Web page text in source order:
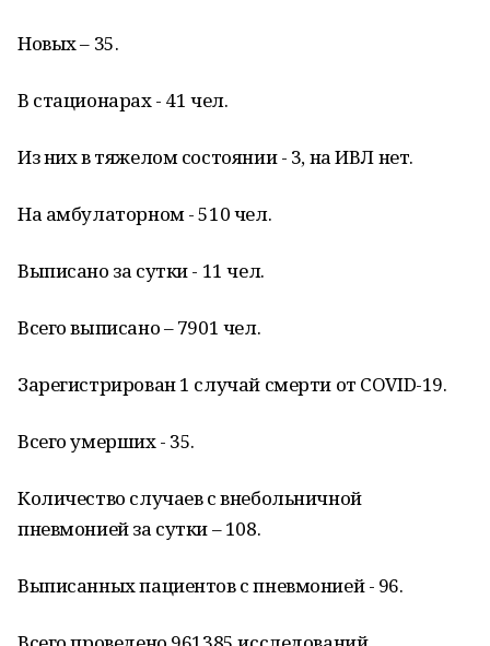
Новых – 35.
В стационарах - 41 чел.
Из них в тяжелом состоянии - 3, на ИВЛ нет.
На амбулаторном - 510 чел.
Выписано за сутки - 11 чел.
Всего выписано – 7901 чел.
Зарегистрирован 1 случай смерти от COVID-19.
Всего умерших - 35.
Количество случаев с внебольничной
пневмонией за сутки – 108.
Выписанных пациентов с пневмонией - 96.